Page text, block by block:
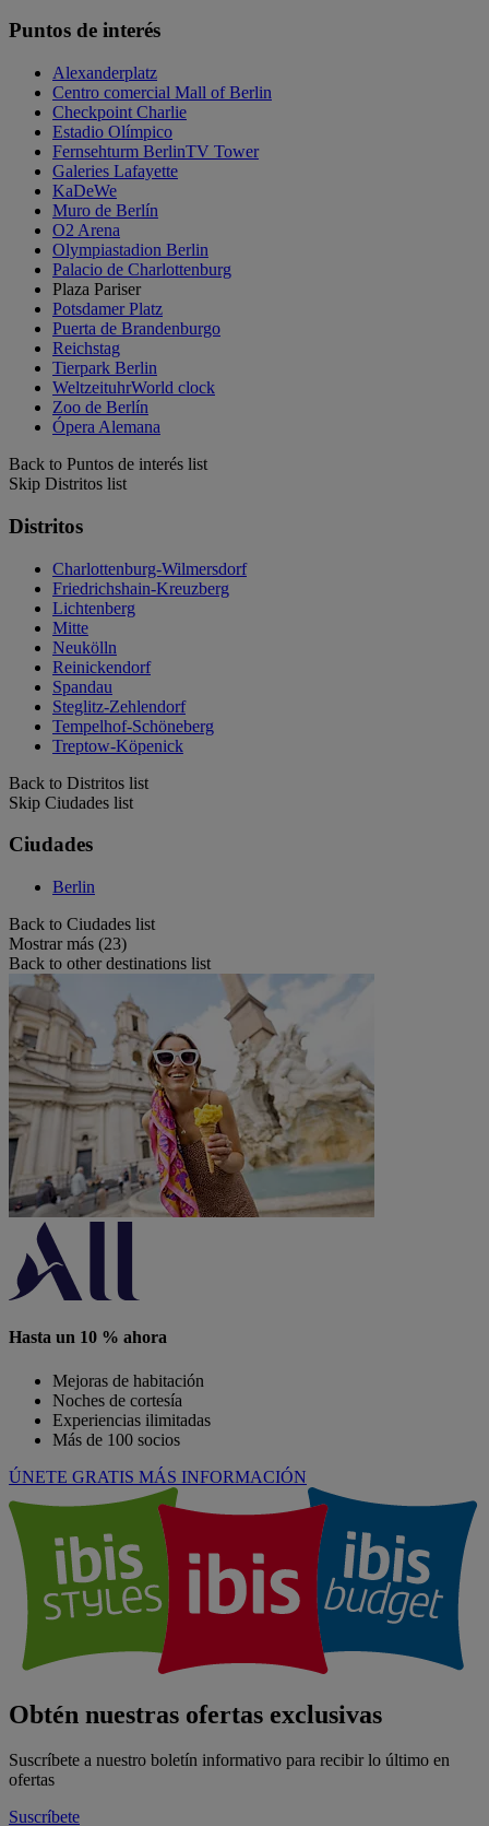
Puntos de interés
Alexanderplatz
Centro comercial Mall of Berlin
Checkpoint Charlie
Estadio Olímpico
Fernsehturm BerlinTV Tower
Galeries Lafayette
KaDeWe
Muro de Berlín
O2 Arena
Olympiastadion Berlin
Palacio de Charlottenburg
Plaza Pariser
Potsdamer Platz
Puerta de Brandenburgo
Reichstag
Tierpark Berlin
WeltzeituhrWorld clock
Zoo de Berlín
Ópera Alemana
Back to Puntos de interés list
Skip Distritos list
Distritos
Charlottenburg-Wilmersdorf
Friedrichshain-Kreuzberg
Lichtenberg
Mitte
Neukölln
Reinickendorf
Spandau
Steglitz-Zehlendorf
Tempelhof-Schöneberg
Treptow-Köpenick
Back to Distritos list
Skip Ciudades list
Ciudades
Berlin
Back to Ciudades list
Mostrar más (23)
Back to other destinations list
Hasta un 10 % ahora
Mejoras de habitación
Noches de cortesía
Experiencias ilimitadas
Más de 100 socios
ÚNETE GRATIS MÁS INFORMACIÓN
Obtén nuestras ofertas exclusivas
Suscríbete a nuestro boletín informativo para recibir lo último en
ofertas
Suscríbete